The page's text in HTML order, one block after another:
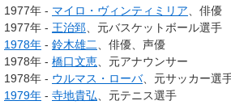
1977年 - マイロ・ヴィンティミリア 、俳優
1977年 - 王治郅 、元バスケットボール選手
1978年 - 鈴木雄二
、俳優、声優
1978年 - 橋口文恵 、元アナウンサー
1978年 - ウルマス・ローバ、元サッカー選
1979年 - 寺地貴弘 、元テニス選手